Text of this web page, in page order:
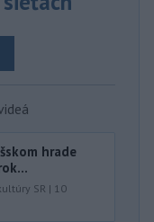
hrade
SR | 10